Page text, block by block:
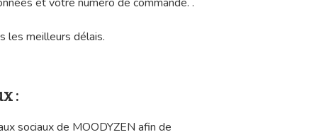
les meilleurs délais.
:
sociaux de MOODYZEN afin de